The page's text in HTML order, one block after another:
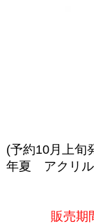
(予約10月上
年夏 アクリル
販売期